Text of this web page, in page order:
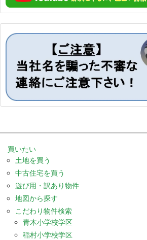
買いたい
土地を買う
中古住宅を買う
遊び用・訳あり物件
地図から探す
こだわり物件検索
青木小学校学区
稲村小学校学区